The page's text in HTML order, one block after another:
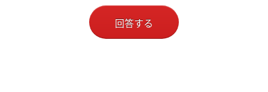
回答する